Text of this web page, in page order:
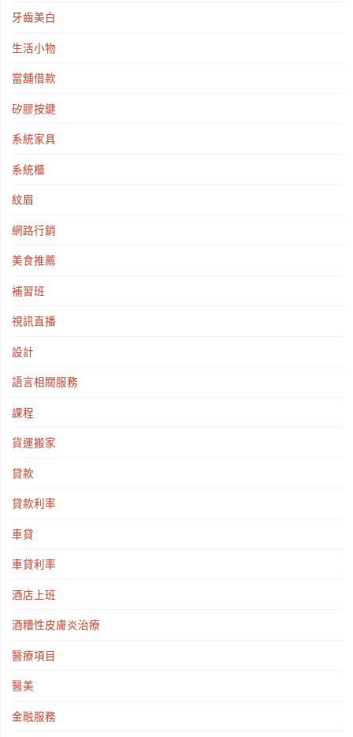
牙齒美白
生活小物
當舖借款
矽膠按鍵
系統家具
系統櫃
紋眉
網路行銷
美食推薦
補習班
視訊直播
設計
語言相關服務
課程
貨運搬家
貸款
貸款利率
車貸
車貸利率
酒店上班
酒糟性皮膚炎治療
醫療項目
醫美
金融服務